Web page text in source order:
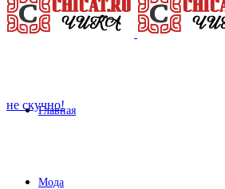
не скучно!
Главная
Мода